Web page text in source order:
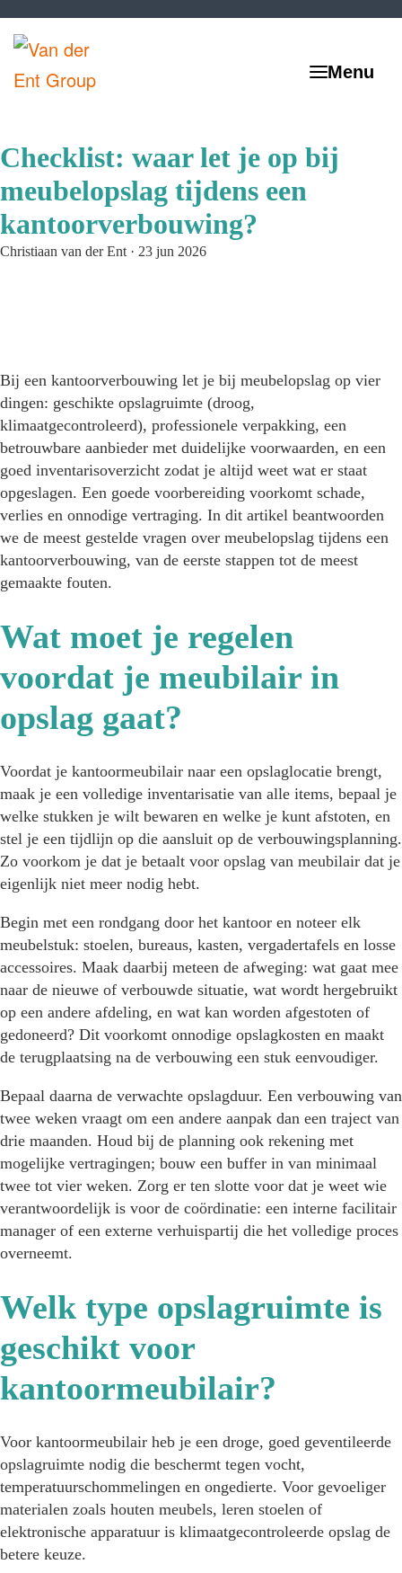
Checklist: waar let je op bij
meubelopslag tijdens een
kantoorverbouwing?
Christiaan van der Ent· 23 jun 2026
Bij een kantoorverbouwing let je bij meubelopslag op vier
dingen: geschikte opslagruimte (droog,
klimaatgecontroleerd), professionele verpakking, een
betrouwbare aanbieder met duidelijke voorwaarden, en een
goed inventarisoverzicht zodat je altijd weet wat er staat
opgeslagen. Een goede voorbereiding voorkomt schade,
verlies en onnodige vertraging. In dit artikel beantwoorden
we de meest gestelde vragen over meubelopslag tijdens een
kantoorverbouwing, van de eerste stappen tot de meest
gemaakte fouten.
Wat moet je regelen
voordat je meubilair in
opslag gaat?
Voordat je kantoormeubilair naar een opslaglocatie brengt,
maak je een volledige inventarisatie van alle items, bepaal je
welke stukken je wilt bewaren en welke je kunt afstoten, en
stel je een tijdlijn op die aansluit op de verbouwingsplanning.
Zo voorkom je dat je betaalt voor opslag van meubilair dat je
eigenlijk niet meer nodig hebt.
Begin met een rondgang door het kantoor en noteer elk
meubelstuk: stoelen, bureaus, kasten, vergadertafels en losse
accessoires. Maak daarbij meteen de afweging: wat gaat mee
naar de nieuwe of verbouwde situatie, wat wordt hergebruikt
op een andere afdeling, en wat kan worden afgestoten of
gedoneerd? Dit voorkomt onnodige opslagkosten en maakt
de terugplaatsing na de verbouwing een stuk eenvoudiger.
Bepaal daarna de verwachte opslagduur. Een verbouwing van
twee weken vraagt om een andere aanpak dan een traject van
drie maanden. Houd bij de planning ook rekening met
mogelijke vertragingen; bouw een buffer in van minimaal
twee tot vier weken. Zorg er ten slotte voor dat je weet wie
verantwoordelijk is voor de coördinatie: een interne facilitair
manager of een externe verhuispartij die het volledige proces
overneemt.
Welk type opslagruimte is
geschikt voor
kantoormeubilair?
Voor kantoormeubilair heb je een droge, goed geventileerde
opslagruimte nodig die beschermt tegen vocht,
temperatuurschommelingen en ongedierte. Voor gevoeliger
materialen zoals houten meubels, leren stoelen of
elektronische apparatuur is klimaatgecontroleerde opslag de
betere keuze.